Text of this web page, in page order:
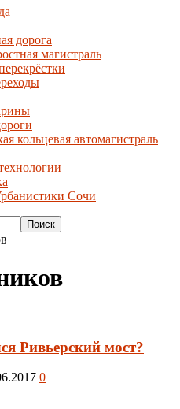
дорога
магистраль
кольцевая автомагистраль
Сочи
Ривьерский мост?
0